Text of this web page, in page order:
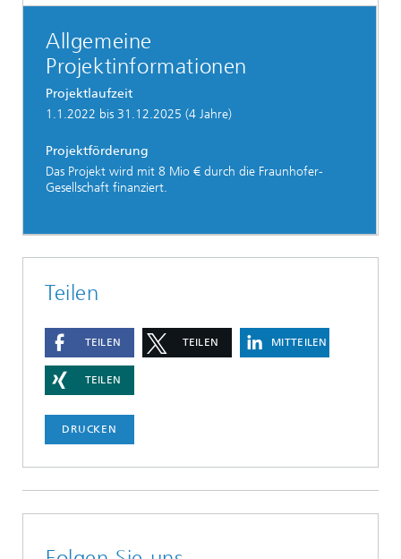
Allgemeine
Projektinformationen
Projektlaufzeit
1.1.2022 bis 31.12.2025 (4 Jahre)
Projektförderung
Das Projekt wird mit 8 Mio € durch die Fraunhofer-
Gesellschaft finanziert.
Teilen
TEILEN TEILEN MITTEILEN
TEILEN
DRUCKEN